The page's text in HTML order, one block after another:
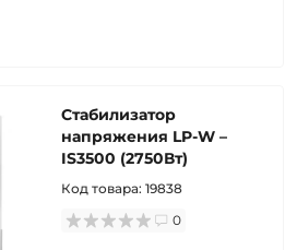
Стабилизатор
напряжения LP-W –
IS3500 (2750Вт)
Код товара: 19838
0